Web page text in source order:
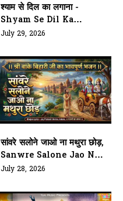
श्याम से दिल का लगाना -
Shyam Se Dil Ka
Lagana
July 29, 2026
सांवरे सलोने जाओ ना मथुरा छोड़,
Sanwre Salone Jao Naa
Mathura Chhod
July 28, 2026